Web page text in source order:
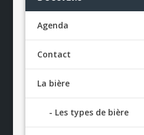
Agenda
Contact
La bière
Les types de bière